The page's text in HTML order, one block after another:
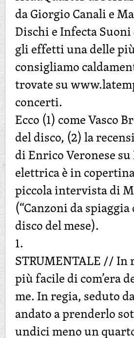
da Giorgio Canali e
Dischi e Infecta
gli effetti una delle
consigliamo
trovate su
concerti.
Ecco (1) come Vasco
del disco, (2) la
di Enrico Veronese
elettrica è in
piccola intervista di
(“Canzoni da
disco del mese).
1.
STRUMENTALE // In
più facile di com’era
me. In regia, seduto
andato a prenderlo
undici meno un